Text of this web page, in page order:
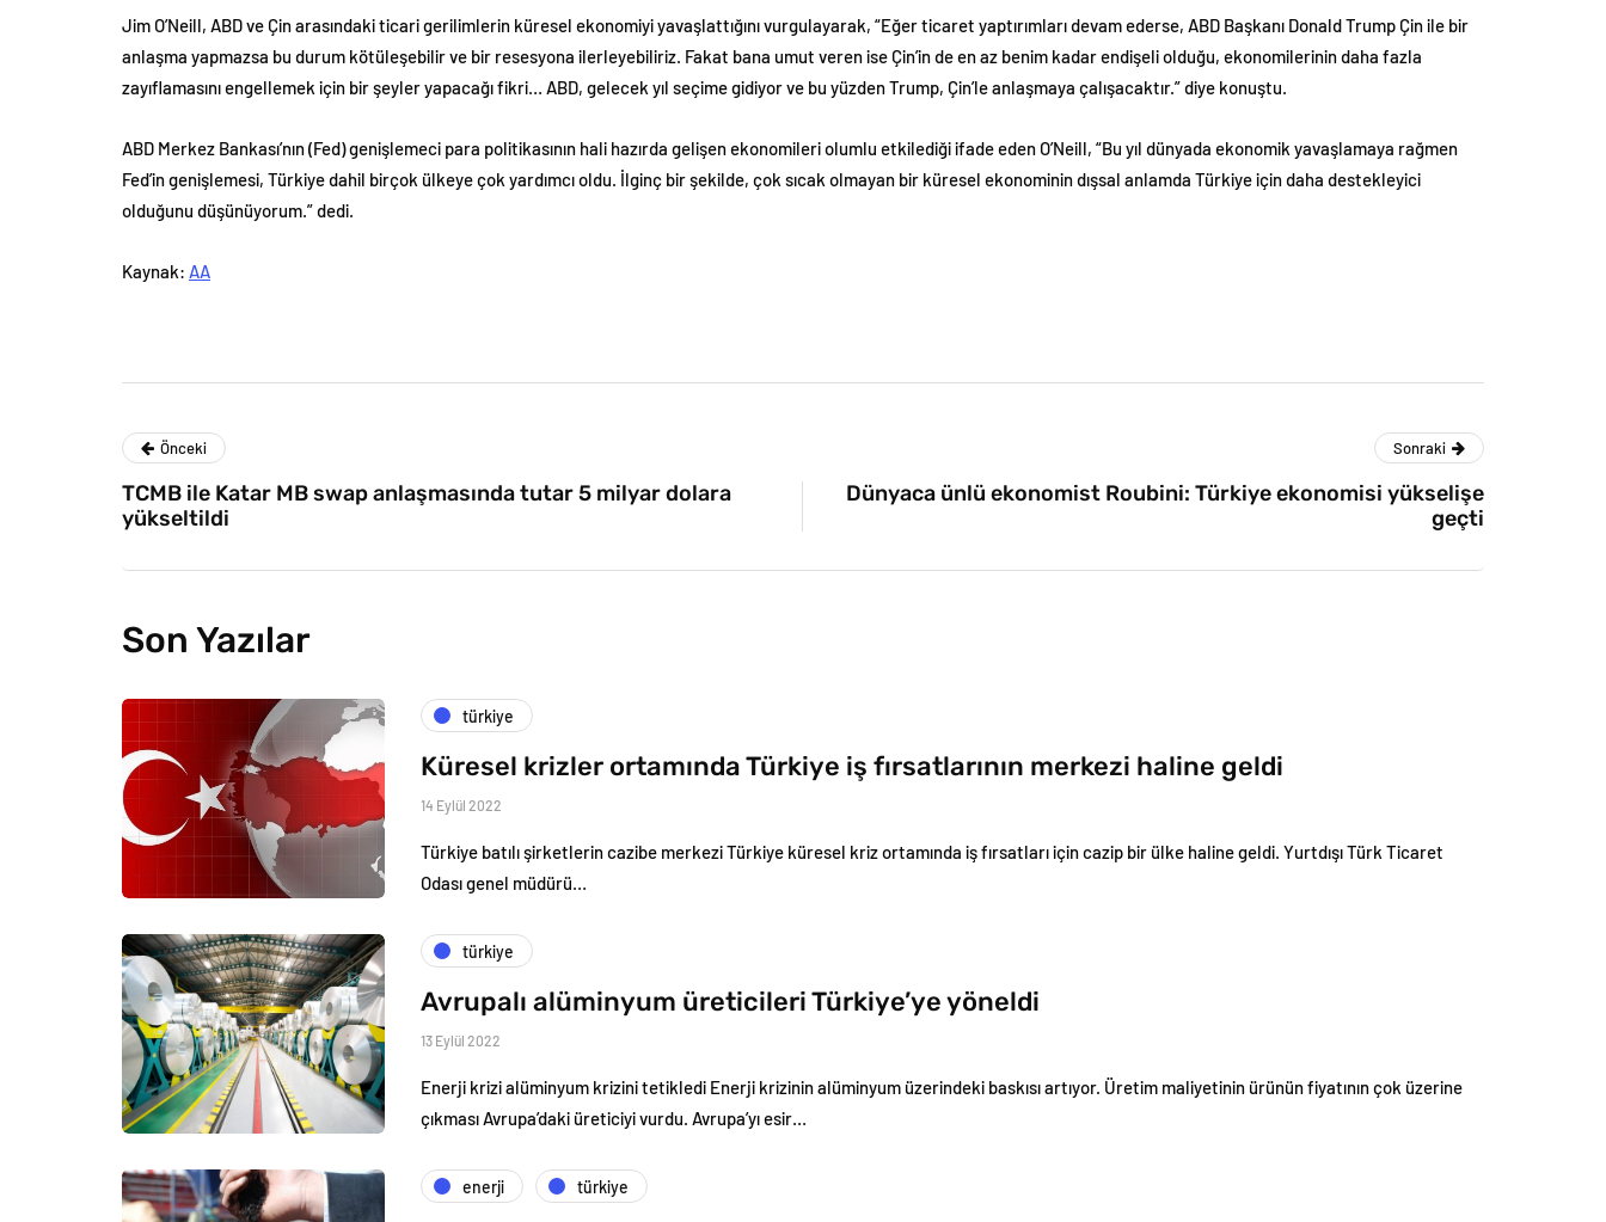
Jim O’Neill, ABD ve Çin arasındaki ticari gerilimlerin küresel ekonomiyi yavaşlattığını vurgulayarak, “Eğer ticaret yaptırımları devam ederse, ABD Başkanı Donald Trump Çin ile bir
anlaşma yapmazsa bu durum kötüleşebilir ve bir resesyona ilerleyebiliriz. Fakat bana umut veren ise Çin’in de en az benim kadar endişeli olduğu, ekonomilerinin daha fazla
zayıflamasını engellemek için bir şeyler yapacağı fikri… ABD, gelecek yıl seçime gidiyor ve bu yüzden Trump, Çin’le anlaşmaya çalışacaktır.” diye konuştu.
ABD Merkez Bankası’nın (Fed) genişlemeci para politikasının hali hazırda gelişen ekonomileri olumlu etkilediği ifade eden O’Neill, “Bu yıl dünyada ekonomik yavaşlamaya rağmen
Fed’in genişlemesi, Türkiye dahil birçok ülkeye çok yardımcı oldu. İlginç bir şekilde, çok sıcak olmayan bir küresel ekonominin dışsal anlamda Türkiye için daha destekleyici
olduğunu düşünüyorum.” dedi.
Kaynak: AA
Önceki
TCMB ile Katar MB swap anlaşmasında tutar 5 milyar dolara
yükseltildi
Sonraki
Dünyaca ünlü ekonomist Roubini: Türkiye ekonomisi yükselişe
geçti
Son Yazılar
türkiye
Küresel krizler ortamında Türkiye iş fırsatlarının merkezi haline geldi
14 Eylül 2022
Türkiye batılı şirketlerin cazibe merkezi Türkiye küresel kriz ortamında iş fırsatları için cazip bir ülke haline geldi. Yurtdışı Türk Ticaret
Odası genel müdürü…
türkiye
Avrupalı alüminyum üreticileri Türkiye’ye yöneldi
13 Eylül 2022
Enerji krizi alüminyum krizini tetikledi Enerji krizinin alüminyum üzerindeki baskısı artıyor. Üretim maliyetinin ürünün fiyatının çok üzerine
çıkması Avrupa’daki üreticiyi vurdu. Avrupa’yı esir…
enerji türkiye